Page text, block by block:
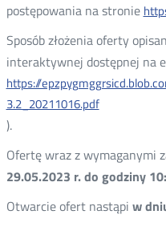
postępowania na stronie
Sposób złożenia oferty
interaktywnej dostępnej na
https://
3.2_20211016.pdf
).
Ofertę wraz z wymaganymi
29.05.2023 r. do godziny
Otwarcie ofert nastąpi w